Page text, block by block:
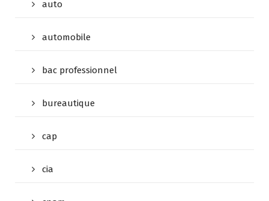
auto
automobile
bac professionnel
bureautique
cap
cia